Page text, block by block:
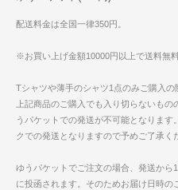
配送料金は全国一律350円。
※お買い上げ金額10000円以上で送料無料
Tシャツや薄手のシャツ1点のみご購入の
上記商品のご購入でも入り切らないも
うパケットでの発送が不可能となりま
クでの発送となりますので予めご了承く
ゆうパケットでご注文の場合、発送から
に投函されます。そのためお届け日時の